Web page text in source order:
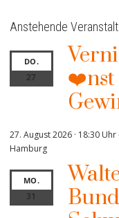
Anstehende
DO.
27
❤️nst
27. August 2026 · 18:30 Uhr
Hamburg
MO.
31